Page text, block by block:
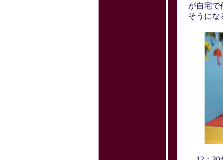
が自宅で
そうにな